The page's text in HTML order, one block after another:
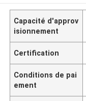
Capacité d'approv
isionnement
Certification
Conditions de pai
ement